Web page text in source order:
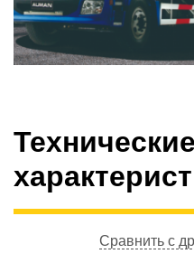
Технические
Сравнить с